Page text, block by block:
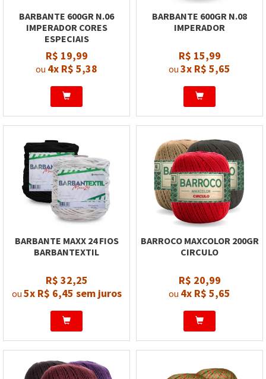
BARBANTE 600GR N.06
IMPERADOR CORES
ESPECIAIS
R$ 19,99
ou 4x R$ 5,38
BARBANTE 600GR N.08
IMPERADOR
R$ 15,99
ou 3x R$ 5,65
BARBANTE MAXX 24 FIOS
BARBANTEXTIL
R$ 32,25
ou 5x R$ 6,45 sem juros
BARROCO MAXCOLOR 200GR
CIRCULO
R$ 20,99
ou 4x R$ 5,65